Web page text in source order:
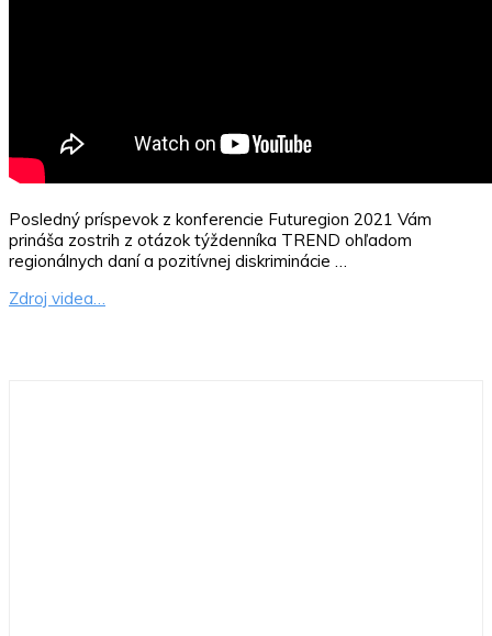
Posledný príspevok z konferencie Futuregion 2021 Vám
prináša zostrih z otázok týždenníka TREND ohľadom
regionálnych daní a pozitívnej diskriminácie …
Zdroj videa…